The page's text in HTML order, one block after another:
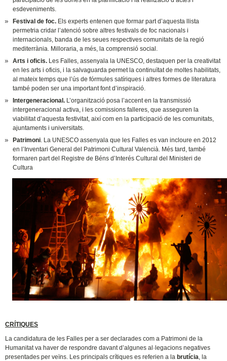
esdeveniments.
Festival de foc. Els experts entenen que formar part d’aquesta llista
permetria cridar l’atenció sobre altres festivals de foc nacionals i
internacionals, banda de les seues respectives comunitats de la regió
mediterrània. Milloraria, a més, la comprensió social.
Arts i oficis. Les Falles, assenyala la UNESCO, destaquen per la creativitat
en les arts i oficis, i la salvaguarda permet la continuïtat de moltes habilitats,
al mateix temps que l’ús de fórmules satíriques i altres formes de literatura
també poden ser una important font d’inspiració.
Intergeneracional. L’organització posa l’accent en la transmissió
intergeneracional activa, i les comissions falleres, que asseguren la
viabilitat d’aquesta festivitat, així com en la participació de les comunitats,
ajuntaments i universitats.
Patrimoni. La UNESCO assenyala que les Falles es van incloure en 2012
en l’Inventari General del Patrimoni Cultural Valencià. Més tard, també
formaren part del Registre de Béns d’Interés Cultural del Ministeri de
Cultura
CRÍTIQUES
La candidatura de les Falles per a ser declarades com a Patrimoni de la
Humanitat va haver de respondre davant d’algunes al·legacions negatives
presentades per veïns. Les principals crítiques es referien a labrutícia, la